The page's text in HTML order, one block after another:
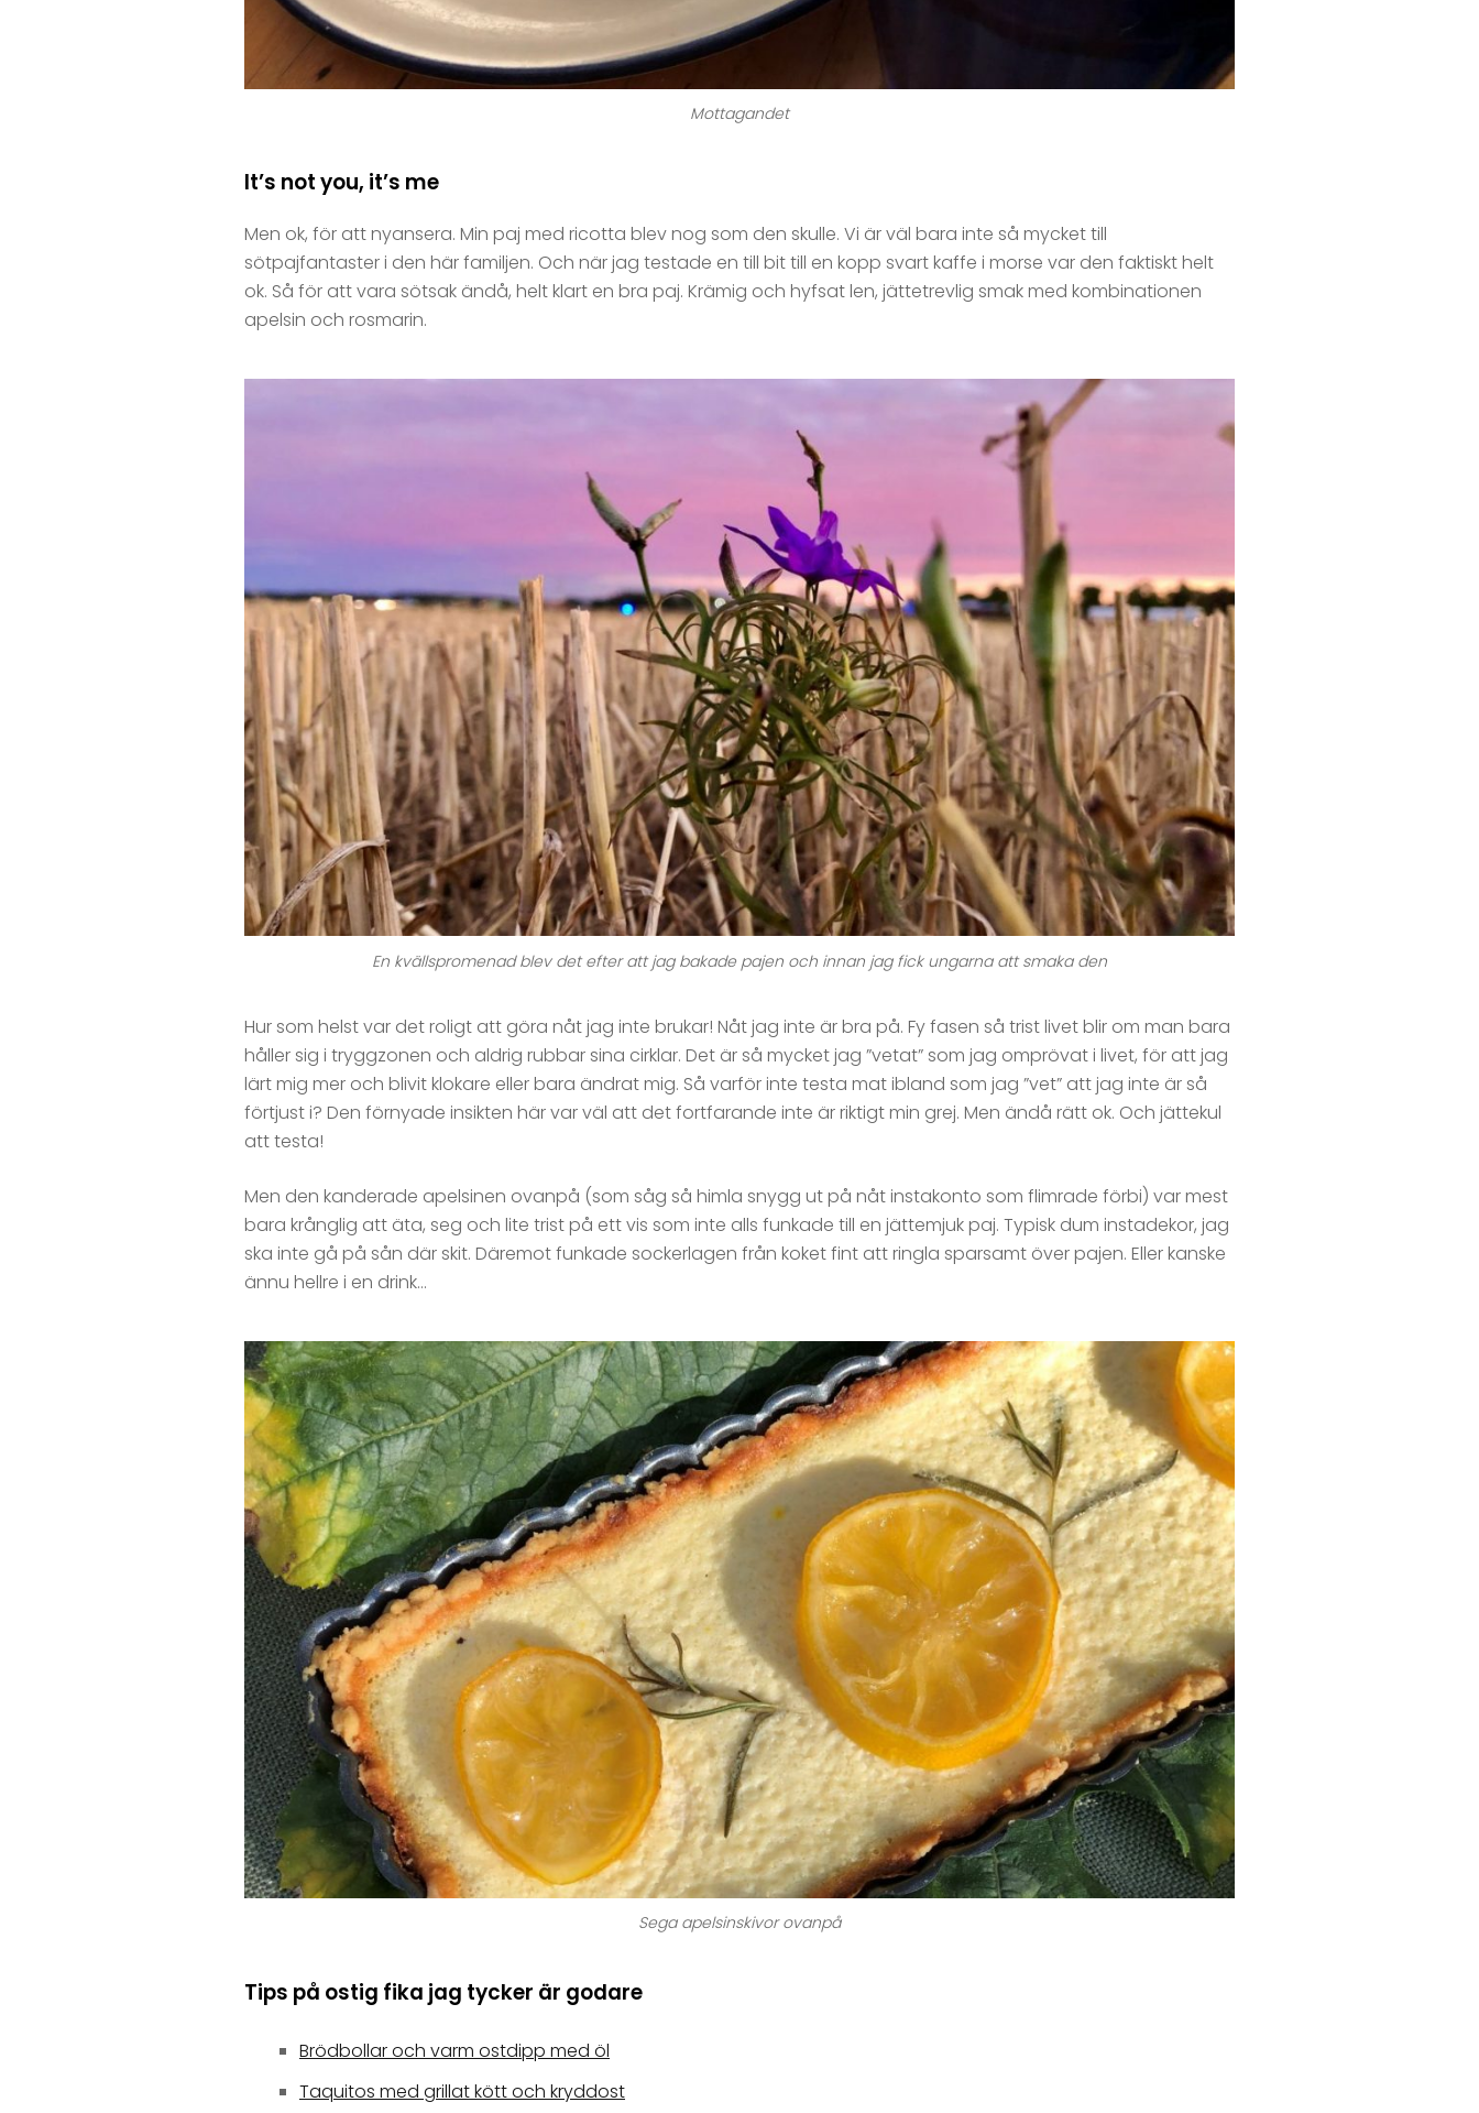
Mottagandet
It’s not you, it’s me
Men ok, för att nyansera. Min paj med ricotta blev nog som den skulle. Vi är väl bara inte så mycket till
sötpajfantaster i den här familjen. Och när jag testade en till bit till en kopp svart kaffe i morse var den faktiskt helt
ok. Så för att vara sötsak ändå, helt klart en bra paj. Krämig och hyfsat len, jättetrevlig smak med kombinationen
apelsin och rosmarin.
En kvällspromenad blev det efter att jag bakade pajen och innan jag fick ungarna att smaka den
Hur som helst var det roligt att göra nåt jag inte brukar! Nåt jag inte är bra på. Fy fasen så trist livet blir om man bara
håller sig i tryggzonen och aldrig rubbar sina cirklar. Det är så mycket jag ”vetat” som jag omprövat i livet, för att jag
lärt mig mer och blivit klokare eller bara ändrat mig. Så varför inte testa mat ibland som jag ”vet” att jag inte är så
förtjust i? Den förnyade insikten här var väl att det fortfarande inte är riktigt min grej. Men ändå rätt ok. Och jättekul
att testa!
Men den kanderade apelsinen ovanpå (som såg så himla snygg ut på nåt instakonto som flimrade förbi) var mest
bara krånglig att äta, seg och lite trist på ett vis som inte alls funkade till en jättemjuk paj. Typisk dum instadekor, jag
ska inte gå på sån där skit. Däremot funkade sockerlagen från koket fint att ringla sparsamt över pajen. Eller kanske
ännu hellre i en drink…
Sega apelsinskivor ovanpå
Tips på ostig fika jag tycker är godare
Brödbollar och varm ostdipp med öl
Taquitos med grillat kött och kryddost